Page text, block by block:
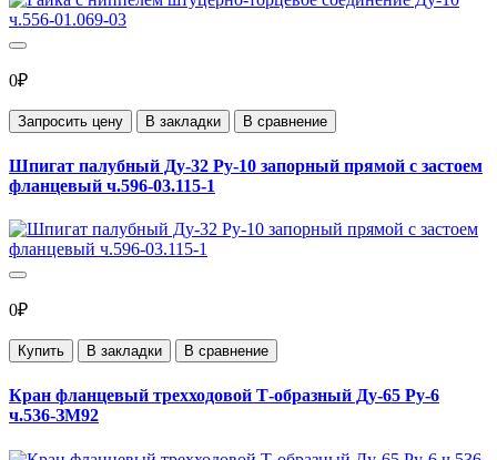
0₽
Запросить цену В закладки В сравнение
Шпигат палубный Ду-32 Ру-10 запорный прямой с застоем
фланцевый ч.596-03.115-1
0₽
Купить В закладки В сравнение
Кран фланцевый трехходовой Т-образный Ду-65 Ру-6
ч.536-ЗМ92